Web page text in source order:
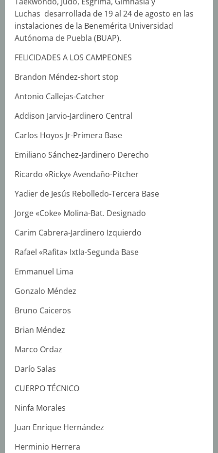
Luchas desarrollada de 19 al 24 de agosto en las
instalaciones de la Benemérita Universidad
Autónoma de Puebla (BUAP).
FELICIDADES A LOS CAMPEONES
Brandon Méndez-short stop
Antonio Callejas-Catcher
Addison Jarvio-Jardinero Central
Carlos Hoyos Jr-Primera Base
Emiliano Sánchez-Jardinero Derecho
Ricardo «Ricky» Avendaño-Pitcher
Yadier de Jesús Rebolledo-Tercera Base
Jorge «Coke» Molina-Bat. Designado
Carim Cabrera-Jardinero Izquierdo
Rafael «Rafita» Ixtla-Segunda Base
Emmanuel Lima
Gonzalo Méndez
Bruno Caiceros
Brian Méndez
Marco Ordaz
Darío Salas
CUERPO TÉCNICO
Ninfa Morales
Juan Enrique Hernández
Herminio Herrera